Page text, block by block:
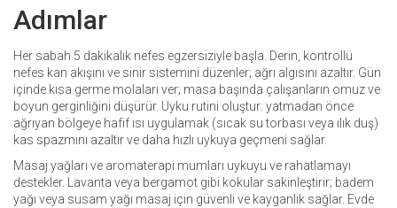
Adımlar
Her sabah 5 dakikalık nefes egzersiziyle başla. Derin, kontrollü
nefes kan akışını ve sinir sistemini düzenler; ağrı algısını azaltır. Gün
içinde kısa germe molaları ver; masa başında çalışanların omuz ve
boyun gerginliğini düşürür. Uyku rutini oluştur: yatmadan önce
ağrıyan bölgeye hafif ısı uygulamak (sıcak su torbası veya ılık duş)
kas spazmını azaltır ve daha hızlı uykuya geçmeni sağlar.
Masaj yağları ve aromaterapi mumları uykuyu ve rahatlamayı
destekler. Lavanta veya bergamot gibi kokular sakinleştirir; badem
yağı veya susam yağı masaj için güvenli ve kayganlık sağlar. Evde